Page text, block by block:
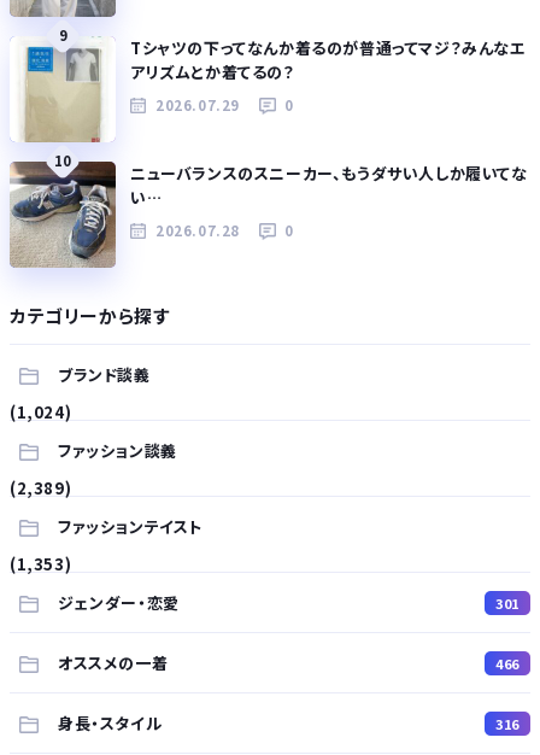
9
Tシャツの下ってなんか着るのが普通ってマジ？みんなエ
アリズムとか着てるの？
2026.07.29 0
10
ニューバランスのスニーカー、もうダサい人しか履いてな
い…
2026.07.28 0
カテゴリーから探す
ブランド談義
(1,024)
ファッション談義
(2,389)
ファッションテイスト
(1,353)
ジェンダー・恋愛
301
オススメの一着 466
身長・スタイル 316